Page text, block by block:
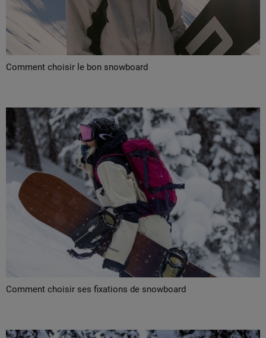
Comment choisir le bon snowboard
Comment choisir ses fixations de snowboard